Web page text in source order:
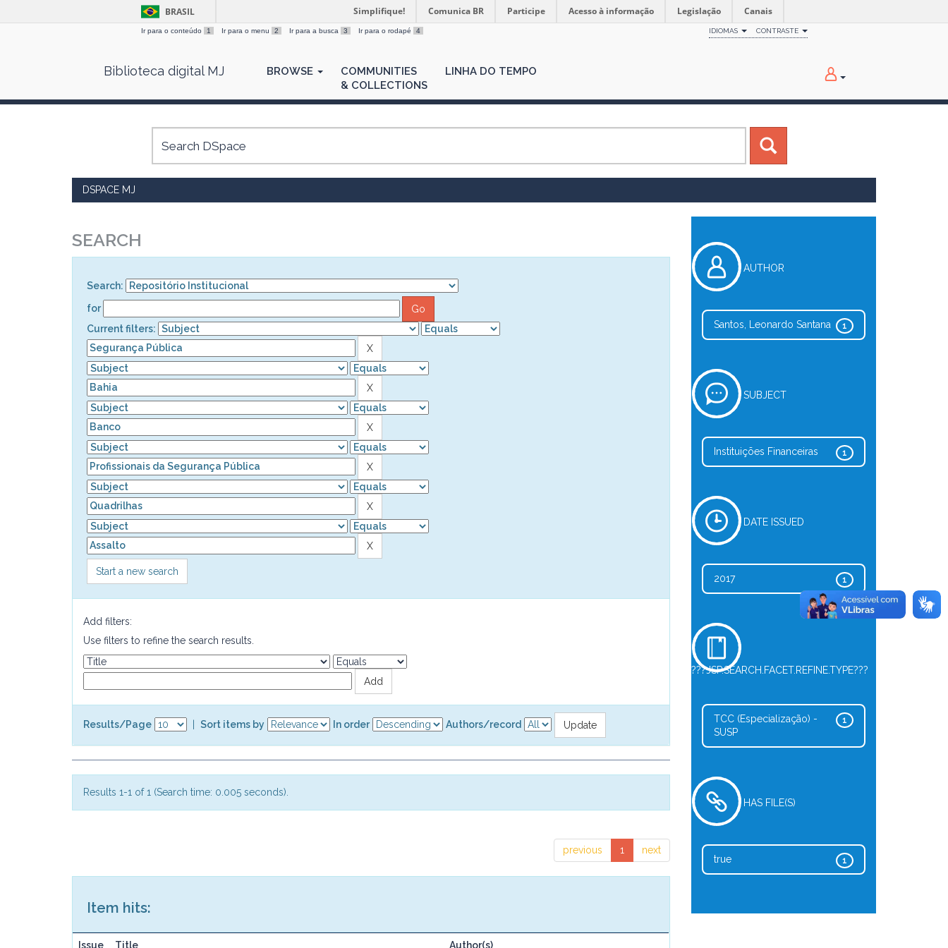
BRASIL Simplifique! Comunica BR Participe Acesso à informação Legislação Canais
Ir para o conteúdo 1 Ir para o menu 2 Ir para a busca 3 Ir para o rodapé 4 IDIOMAS CONTRASTE
Biblioteca digital MJ BROWSE
COMMUNITIES
& COLLECTIONS
LINHA DO TEMPO
DSPACE MJ
SEARCH
Search:
for
Current filters:
Start a new search
Add filters:
Use filters to refine the search results.
Results/Page Sort items by In order Authors/record
Results 1-1 of 1 (Search time: 0.005 seconds).
previous 1 next
Item hits:
Issue Title Author(s)
AUTHOR
1
Santos, Leonardo Santana
SUBJECT
1
Instituições Financeiras
DATE ISSUED
1
2017
???JSP.SEARCH.FACET.REFINE.TYPE???
1
TCC (Especialização) -
SUSP
HAS FILE(S)
1
true